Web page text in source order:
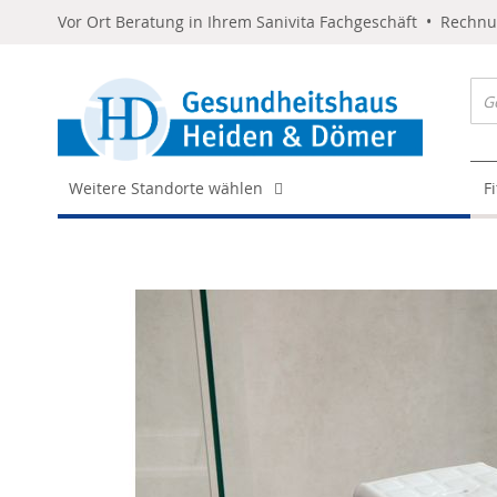
Vor Ort Beratung in Ihrem Sanivita Fachgeschäft •
Weitere Standorte wählen